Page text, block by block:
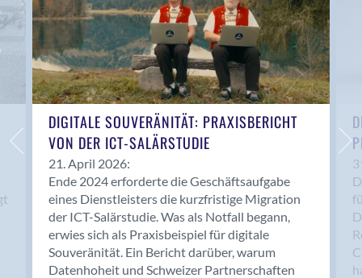
Bendern
Benken (SG)
Bergdietikon
Berlin
Bern
Bern - Liebefeld
Bern 15
Bern 22
Bern 65
Bern 9
Bern-Zollikofen
Biel/Bienne
Binningen
DIGITALE SOUVERÄNITÄT: PRAXISBERICHT
VON DER ICT-SALÄRSTUDIE
21. April 2026:
Ende 2024 erforderte die Geschäftsaufgabe
eines Dienstleisters die kurzfristige Migration
der ICT-Salärstudie. Was als Notfall begann,
erwies sich als Praxisbeispiel für digitale
Souveränität. Ein Bericht darüber, warum
Datenhoheit und Schweizer Partnerschaften